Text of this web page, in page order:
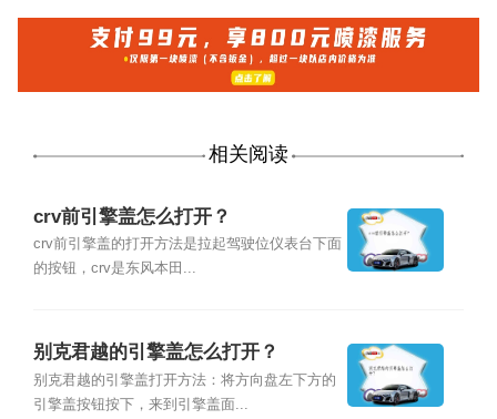
相关阅读
crv前引擎盖怎么打开？
crv前引擎盖的打开方法是拉起驾驶位仪表台下面
的按钮，crv是东风本田...
别克君越的引擎盖怎么打开？
别克君越的引擎盖打开方法：将方向盘左下方的
引擎盖按钮按下，来到引擎盖面...